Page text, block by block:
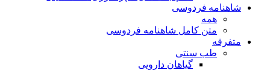
شاهنامه فردوسی
همه
متن کامل شاهنامه فردوسی
متفرقه
طب سنتی
گیاهان دارویی